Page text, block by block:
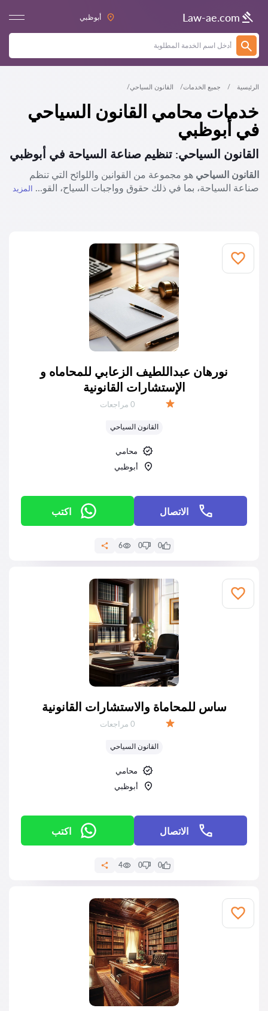
Law-ae.com أبوظبي
الرئيسية جميع الخدمات القانون السياحي
خدمات محامي القانون السياحي
في أبوظبي
القانون السياحي: تنظيم صناعة السياحة في أبوظبي
القانون السياحي هو مجموعة من القوانين واللوائح التي تنظم
صناعة السياحة، بما في ذلك حقوق وواجبات السياح، القو... المزيد
نورهان عبداللطيف الزعابي للمحاماه و
الإستشارات القانونية
عدد المراجعات:
0 مراجعات
القانون السياحي
محامي
أبوظبي
الاتصال اكتب
0
0
6
ساس للمحاماة والاستشارات القانونية
عدد المراجعات:
0 مراجعات
القانون السياحي
محامي
أبوظبي
الاتصال اكتب
0
0
4